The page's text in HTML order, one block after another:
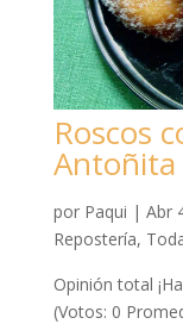
Roscos
Antoñita
por Paqui | Abr
Repostería,
Opinión total
(Votos: 0